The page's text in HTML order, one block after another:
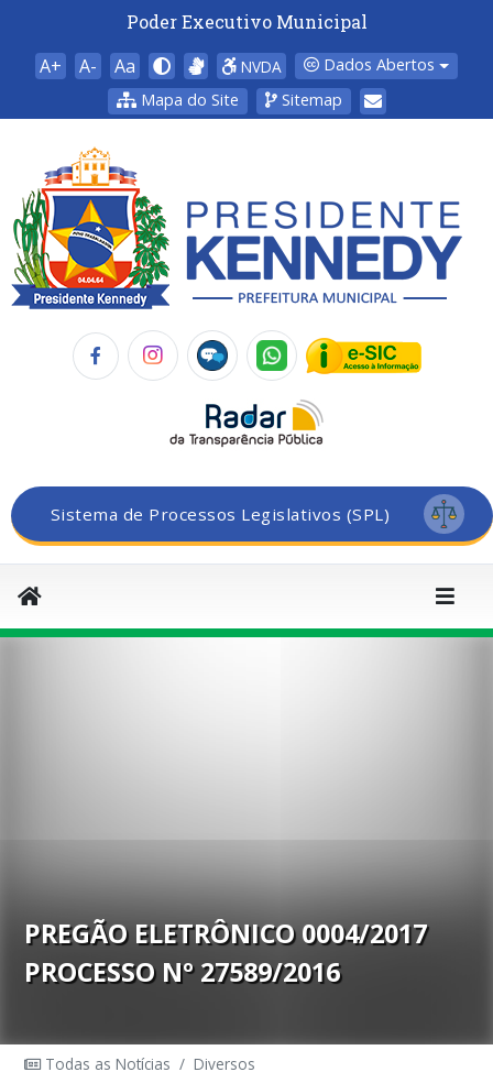
Poder Executivo Municipal
A+ A- Aa NVDA
Dados Abertos
Mapa do Site
Sitemap
Sistema de Processos Legislativos (SPL)
PREGÃO ELETRÔNICO 0004/2017
PROCESSO Nº 27589/2016
Todas as Notícias / Diversos